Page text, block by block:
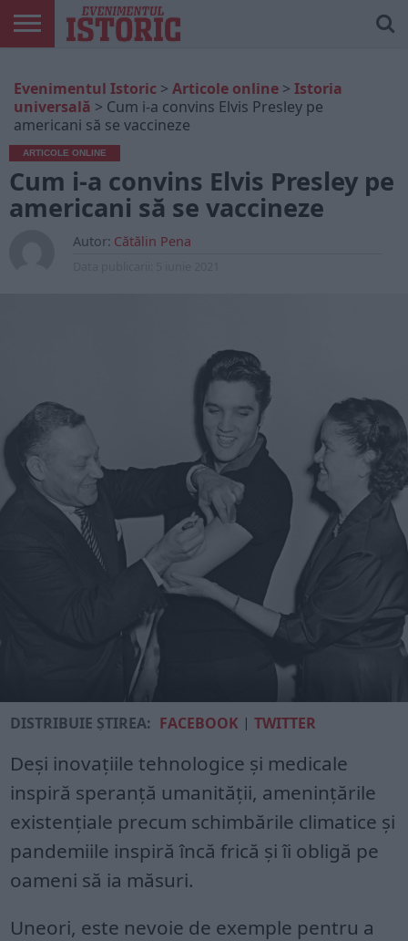
ONLINE
EDIȚII
TIPĂRITE
ISTORIC
PLAY
CONTUL
MEU
Evenimentul Istoric > Articole online > Istoria
universală > Cum i-a convins Elvis Presley pe
americani să se vaccineze
ARTICOLE ONLINE
Cum i-a convins Elvis Presley pe
americani să se vaccineze
Autor: Cătălin Pena
DISTRIBUIE ȘTIREA: FACEBOOK |TWITTER
Deși inovațiile tehnologice și medicale
inspiră speranță umanității, amenințările
existențiale precum schimbările climatice și
pandemiile inspiră încă frică și îi obligă pe
oameni să ia măsuri.
Uneori, este nevoie de exemple pentru a